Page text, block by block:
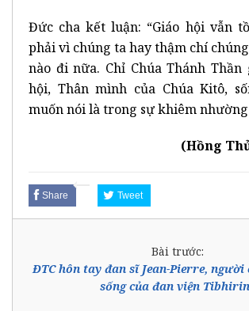
Đức cha kết luận: “Giáo hội vẫn
phải vì chúng ta hay thậm chí
nào đi nữa. Chỉ Chúa Thánh Thần
hội, Thân mình của Chúa Kitô,
muốn nói là trong sự khiêm nhường
(Hồng
Share Tweet
Bài trước:
ĐTC hôn tay đan sĩ Jean-Pierre, người
sống của đan viện